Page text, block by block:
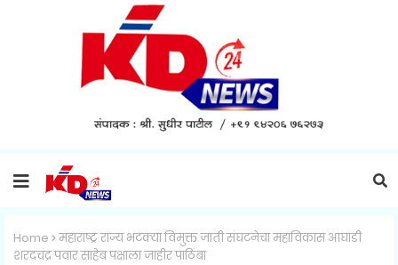
Home
महाराष्ट्र राज्य भटक्या विमुक्त जाती संघटनेचा महाविकास आघाडी
शरदचंद्र पवार साहेब पक्षाला जाहीर पाठिंबा